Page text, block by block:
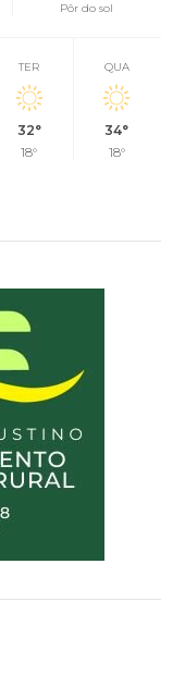
Pôr do sol
TER
32°
18°
QUA
34°
18°